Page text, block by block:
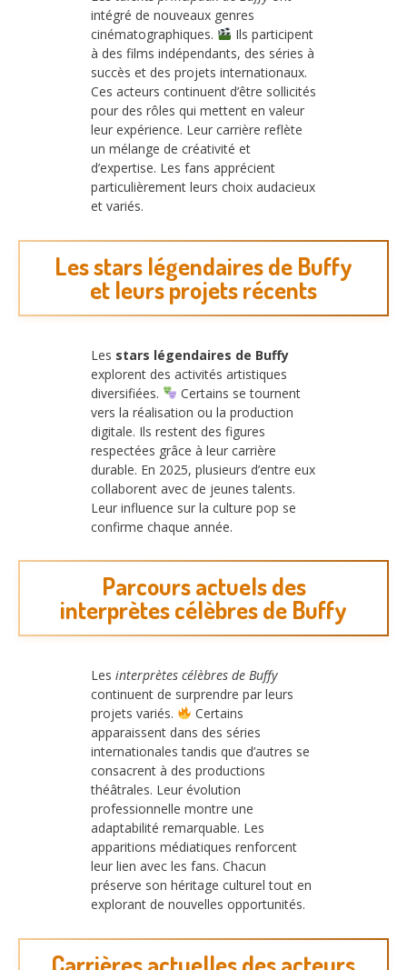
intégré de nouveaux genres
cinématographiques.
Ils participent
à des films indépendants, des séries à
succès et des projets internationaux.
Ces acteurs continuent d’être sollicités
pour des rôles qui mettent en valeur
leur expérience. Leur carrière reflète
un mélange de créativité et
d’expertise. Les fans apprécient
particulièrement leurs choix audacieux
et variés.
Les stars légendaires de Buffy
et leurs projets récents
Les stars légendaires de Buffy
explorent des activités artistiques
diversifiées.
Certains se tournent
vers la réalisation ou la production
digitale. Ils restent des figures
respectées grâce à leur carrière
durable. En 2025, plusieurs d’entre eux
collaborent avec de jeunes talents.
Leur influence sur la culture pop se
confirme chaque année.
Parcours actuels des
interprètes célèbres de Buffy
Les interprètes célèbres de Buffy
continuent de surprendre par leurs
projets variés.
Certains
apparaissent dans des séries
internationales tandis que d’autres se
consacrent à des productions
théâtrales. Leur évolution
professionnelle montre une
adaptabilité remarquable. Les
apparitions médiatiques renforcent
leur lien avec les fans. Chacun
préserve son héritage culturel tout en
explorant de nouvelles opportunités.
Carrières actuelles des acteurs